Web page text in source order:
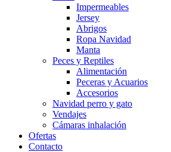
Impermeables
Jersey
Abrigos
Ropa Navidad
Manta
Peces y Reptiles
Alimentación
Peceras y Acuarios
Accesorios
Navidad perro y gato
Vendajes
Cámaras inhalación
Ofertas
Contacto